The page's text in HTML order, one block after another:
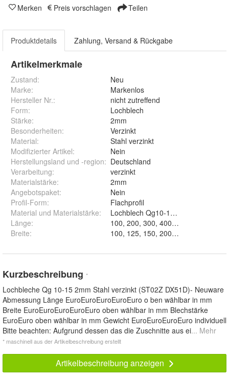
Merken Preis vorschlagen Teilen
Produktdetails Zahlung, Versand & Rückgabe
Artikelmerkmale
Zustand:
Neu
Marke:
Markenlos
Hersteller Nr.:
nicht zutreffend
Form:
Lochblech
Stärke:
2mm
Besonderheiten:
Verzinkt
Material:
Stahl verzinkt
Modifizierter Artikel:
Nein
Herstellungsland und -region: Deutschland
Verarbeitung:
verzinkt
Materialstärke:
2mm
Angebotspaket:
Nein
Profil-Form:
Flachprofil
Material und Materialstärke:
Lochblech Qg10-15 Stahl verzinkt
Länge:
Breite:
Kurzbeschreibung *
Lochbleche Qg 10-15 2mm Stahl verzinkt (ST02Z DX51D)- Neuware
Abmessung Länge EuroEuroEuroEuroEuro o ben wählbar in mm
Breite EuroEuroEuroEuroEuro oben wählbar in mm Blechstärke
EuroEuro oben wählbar in mm Gewicht EuroEuroEuroEuro individuell
Bitte beachten: Aufgrund dessen das die Zuschnitte aus ei... Mehr
* maschinell aus der Artikelbeschreibung erstellt
Artikelbeschreibung anzeigen